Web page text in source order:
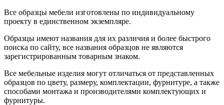
Все образцы мебели изготовлены по индивидуальному
проекту в единственном экземпляре.
Образцы имеют названия для их различия и более быстрого
поиска по сайту, все названия образцов не являются
зарегистрированным товарным знаком.
Все мебельные изделия могут отличаться от представленных
образцов по цвету, размеру, комплектации, фурнитуре, а также
способами монтажа и производителями комплектующих и
фурнитуры.